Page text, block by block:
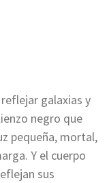
galaxias y
negro que
pequeña, mortal,
Y el cuerpo
sus